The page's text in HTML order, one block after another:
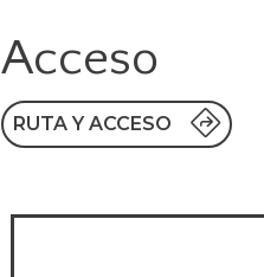
Acceso
RUTA Y ACCESO